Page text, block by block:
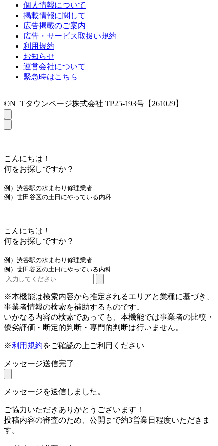
個人情報について
掲載情報に関して
広告掲載のご案内
広告・サービス取扱い規約
利用規約
お知らせ
運営会社について
緊急時はこちら
©NTTタウンページ株式会社 TP25-193号【261029】
こんにちは！
何をお探しですか？
例）渋谷駅の水まわり修理業者
例）世田谷区の土日にやっている内科
こんにちは！
何をお探しですか？
例）渋谷駅の水まわり修理業者
例）世田谷区の土日にやっている内科
※本機能は検索内容から推定されるエリアと業種に基づき、
事業者情報の検索を補助するものです。
いかなる内容の検索であっても、本機能では事業者の比較・
優劣評価・断定的判断・専門的判断は行いません。
※利用規約をご確認の上ご利用ください
メッセージ送信完了
メッセージを送信しました。
ご協力いただきありがとうございます！
投稿内容の審査のため、公開まで約3営業日程度いただきま
す。